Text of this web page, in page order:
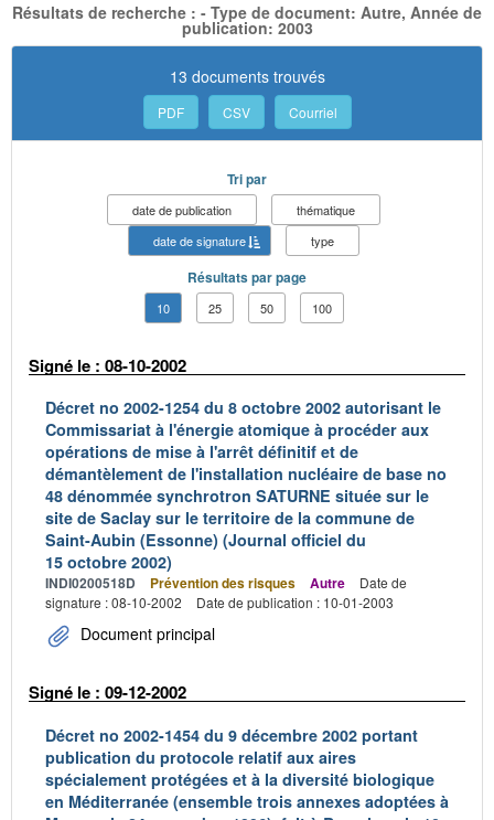
Résultats de recherche : - Type de document: Autre, Année de
publication: 2003
13 documents trouvés
PDF CSV Courriel
Tri par
date de publication
thématique
date de signature
type
Résultats par page
10 25 50 100
Signé le : 08-10-2002
Décret no 2002-1254 du 8 octobre 2002 autorisant le
Commissariat à l'énergie atomique à procéder aux
opérations de mise à l'arrêt définitif et de
démantèlement de l'installation nucléaire de base no
48 dénommée synchrotron SATURNE située sur le
site de Saclay sur le territoire de la commune de
Saint-Aubin (Essonne) (Journal officiel du
15 octobre 2002)
INDI0200518D Prévention des risques Autre
Date de
signature : 08-10-2002
Date de publication : 10-01-2003
Document principal
Signé le : 09-12-2002
Décret no 2002-1454 du 9 décembre 2002 portant
publication du protocole relatif aux aires
spécialement protégées et à la diversité biologique
en Méditerranée (ensemble trois annexes adoptées à